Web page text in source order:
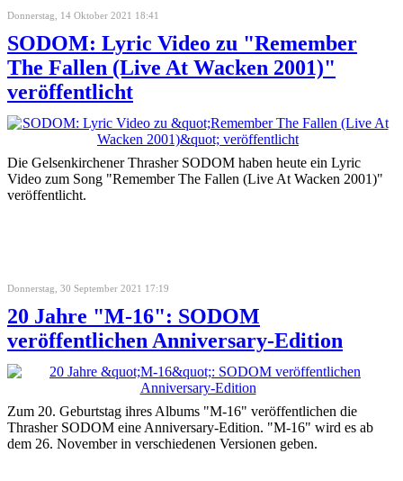
Donnerstag, 14 Oktober 2021 18:41
SODOM: Lyric Video zu "Remember
The Fallen (Live At Wacken 2001)"
veröffentlicht
Die Gelsenkirchener Thrasher SODOM haben heute ein Lyric
Video zum Song "Remember The Fallen (Live At Wacken 2001)"
veröffentlicht.
Donnerstag, 30 September 2021 17:19
20 Jahre "M-16": SODOM
veröffentlichen Anniversary-Edition
Zum 20. Geburtstag ihres Albums "M-16" veröffentlichen die
Thrasher SODOM eine Anniversary-Edition. "M-16" wird es ab
dem 26. November in verschiedenen Versionen geben.